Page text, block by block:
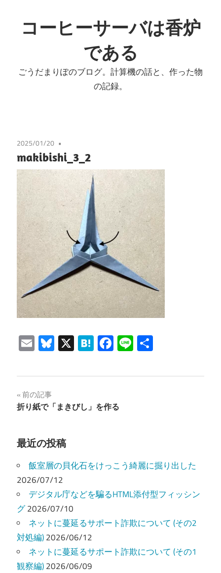
ン
テ
へ
コーヒーサーバは香炉
である
ごうだまりぽのブログ。計算機の話と、作った物
の記録。
2025/01/20
makibishi_3_2
EmailBluesky
X Hatena
Facebook
Line
投
稿
ナ
ビ
ゲ
ー
シ
ョ
ン
前の記事
折り紙で「まきびし」を作る
最近の投稿
飯室層の貝化石をけっこう綺麗に掘り出した
2026/07/12
デジタル庁などを騙るHTML添付型フィッシン
グ2026/07/10
ネットに蔓延るサポート詐欺について (その2
対処編)2026/06/12
ネットに蔓延るサポート詐欺について (その1
観察編)2026/06/09